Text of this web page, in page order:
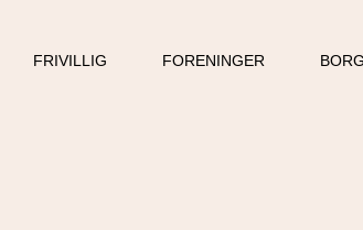
FRIVILLIG FORENINGER